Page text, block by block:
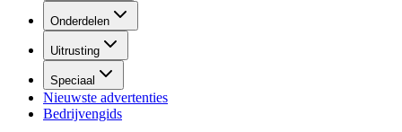
Onderdelen
Uitrusting
Speciaal
Nieuwste advertenties
Bedrijvengids